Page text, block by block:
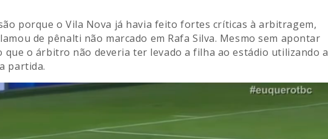
porque o Vila Nova já havia feito fortes críticas à arbitragem,
de pênalti não marcado em Rafa Silva. Mesmo sem apontar
que o árbitro não deveria ter levado a filha ao estádio utilizando a
partida.